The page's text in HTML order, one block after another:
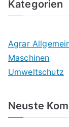
Kategorien
Agrar
Maschinen
Umweltschutz
Neuste